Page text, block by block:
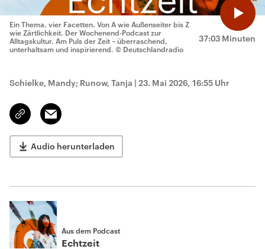
37:03 Minuten
Ein Thema, vier Facetten. Von A wie Außenseiter bis Z
wie Zärtlichkeit. Der Wochenend-Podcast zur
Alltagskultur. Am Puls der Zeit – überraschend,
unterhaltsam und inspirierend. © Deutschlandradio
Schielke, Mandy; Runow, Tanja | 23. Mai 2026, 16:55 Uhr
Link
kopieren/teilen
Email
Audio herunterladen
Aus dem Podcast
Echtzeit